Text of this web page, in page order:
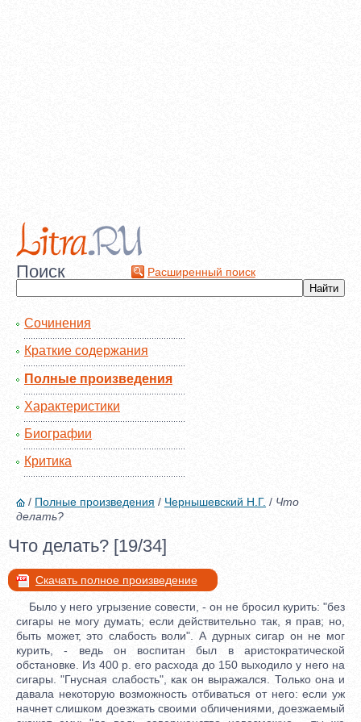
Поиск Расширенный поиск
Сочинения
Краткие содержания
Полные произведения
Характеристики
Биографии
Критика
/ Полные произведения / Чернышевский Н.Г. / Что
делать?
Что делать? [19/34]
Скачать полное произведение
Было у него угрызение совести, - он не бросил курить: "без
сигары не могу думать; если действительно так, я прав; но,
быть может, это слабость воли". А дурных сигар он не мог
курить, - ведь он воспитан был в аристократической
обстановке. Из 400 р. его расхода до 150 выходило у него на
сигары. "Гнусная слабость", как он выражался. Только она и
давала некоторую возможность отбиваться от него: если уж
начнет слишком доезжать своими обличениями, доезжаемый